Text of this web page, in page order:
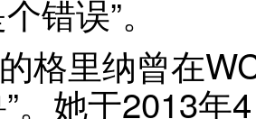
错误”。
里纳曾在
。她于2013